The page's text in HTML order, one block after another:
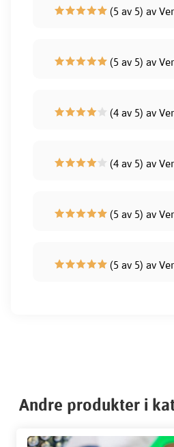
(5 av 5) av
(5 av 5) av
(4 av 5) av
(4 av 5) av
(5 av 5) av
(5 av 5) av
Andre produkter i